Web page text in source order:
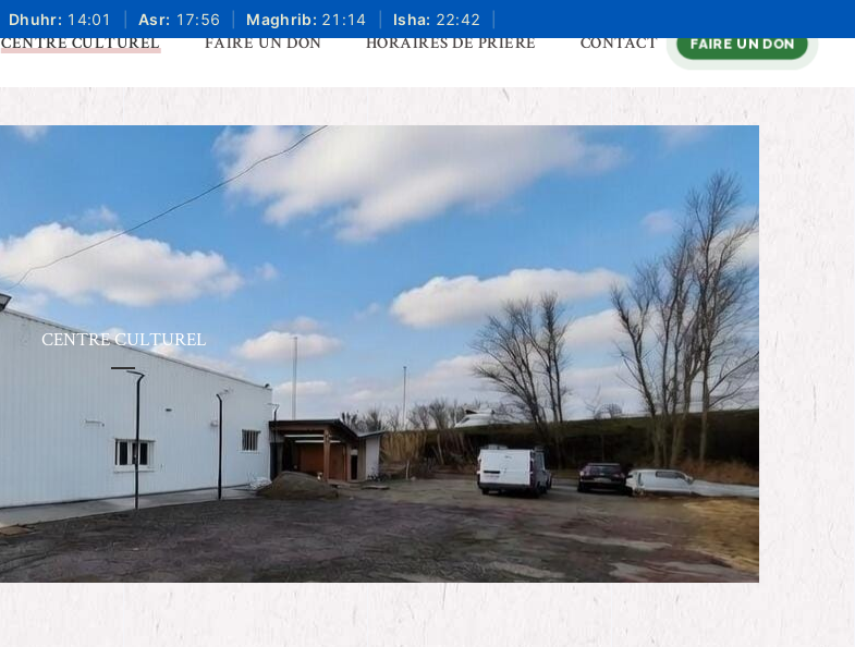
Dhuhr: 14:01 Asr: 17:56 Maghrib: 21:14 Isha: 22:42
FAIRE UN DON
CENTRE CULTUREL FAIRE UN DON HORAIRES DE PRIÈRE CONTACT
CENTRE CULTUREL